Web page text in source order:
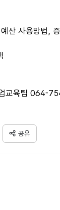
산 사용방법,
교육팀 064-
공유